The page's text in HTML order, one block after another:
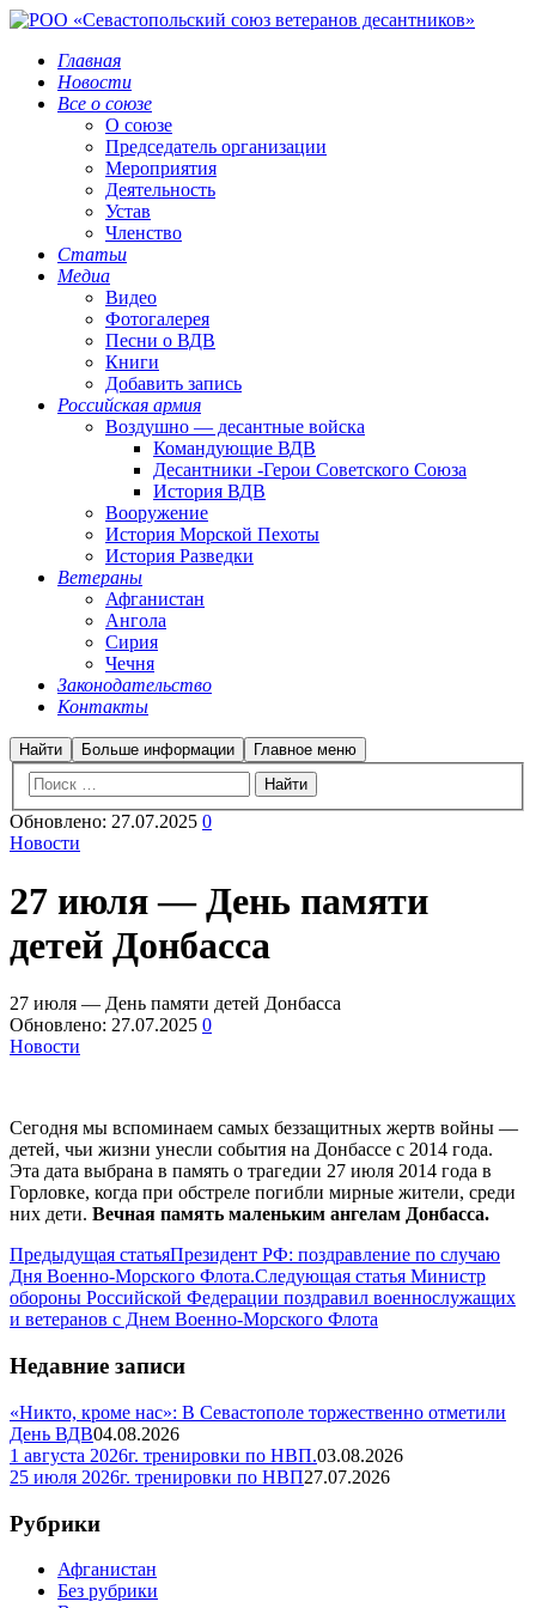
Главная
Новости
Все о союзе
О союзе
Председатель организации
Мероприятия
Деятельность
Устав
Членство
Статьи
Медиа
Видео
Фотогалерея
Песни о ВДВ
Книги
Добавить запись
Российская армия
Воздушно — десантные войска
Командующие ВДВ
Десантники -Герои Советского Союза
История ВДВ
Вооружение
История Морской Пехоты
История Разведки
Ветераны
Афганистан
Ангола
Сирия
Чечня
Законодательство
Контакты
Найти Больше информации Главное меню
Обновлено: 27.07.2025 0
Новости
27 июля — День памяти
детей Донбасса
27 июля — День памяти детей Донбасса
Обновлено: 27.07.2025 0
Новости
Сегодня мы вспоминаем самых беззащитных жертв войны —
детей, чьи жизни унесли события на Донбассе с 2014 года.
Эта дата выбрана в память о трагедии 27 июля 2014 года в
Горловке, когда при обстреле погибли мирные жители, среди
них дети. Вечная память маленьким ангелам Донбасса.
Предыдущая статьяПрезидент РФ: поздравление по случаю
Дня Военно-Морского Флота.Следующая статья Министр
обороны Российской Федерации поздравил военнослужащих
и ветеранов с Днем Военно-Морского Флота
Недавние записи
«Никто, кроме нас»: В Севастополе торжественно отметили
День ВДВ04.08.2026
1 августа 2026г. тренировки по НВП.03.08.2026
25 июля 2026г. тренировки по НВП27.07.2026
Рубрики
Афганистан
Без рубрики